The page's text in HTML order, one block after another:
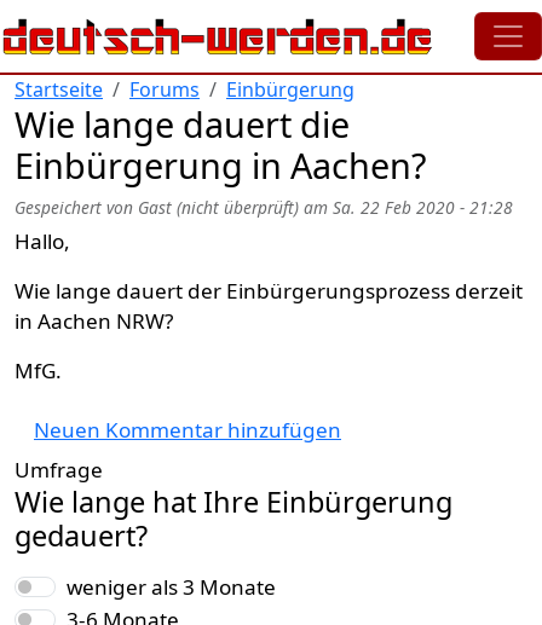
Direkt zum Inhalt
Startseite Forums Einbürgerung
Wie lange dauert die
Einbürgerung in Aachen?
Gespeichert von Gast (nicht überprüft) am Sa. 22 Feb 2020 - 21:28
Hallo,
Wie lange dauert der Einbürgerungsprozess derzeit
in Aachen NRW?
MfG.
Neuen Kommentar hinzufügen
Umfrage
Wie lange hat Ihre Einbürgerung
gedauert?
Auswahlmöglichkeiten
weniger als 3 Monate